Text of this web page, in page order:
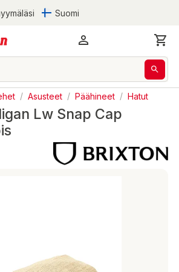
Suomi
/ Asusteet / Päähineet / Hatut
Lw Snap Cap